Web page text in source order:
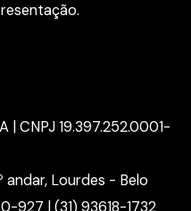
| CNPJ 19.397.252.0001-
andar, Lourdes - Belo
927 | (31) 93618-1732